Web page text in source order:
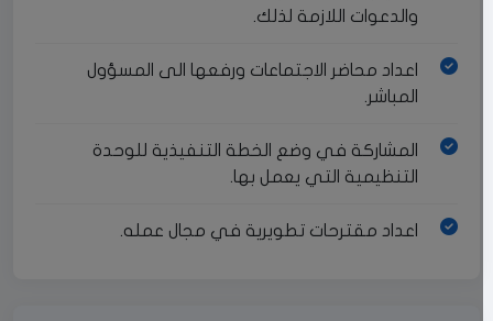
والدعوات اللازمة لذلك.
اعداد محاضر الاجتماعات ورفعها الى المسؤول
المباشر.
المشاركة في وضع الخطة التنفيذية للوحدة
التنظيمية التي يعمل بها.
اعداد مقترحات تطويرية في مجال عمله.